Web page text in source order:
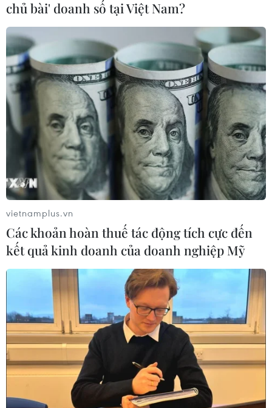
TIN CÙNG CHUYÊN MỤC
Cháy rừng nghiêm trọng tại Canada,
cảnh báo lũ quét ở Đông Nam nước
Mỹ
chủ bài' doanh số tại Việt Nam?
vietnamplus.vn
Các khoản hoàn thuế tác động tích cực đến
kết quả kinh doanh của doanh nghiệp Mỹ